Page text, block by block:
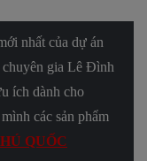
nhất của dự án
chuyên gia Lê Đình
ích dành cho
các sản phẩm
QUỐC